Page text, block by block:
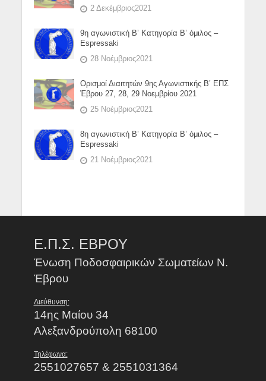
2 Δεκέμβριος2021
9η αγωνιστική Β’ Κατηγορία Β’ όμιλος –
Espressaki
28 Νοέμβριος2021
Ορισμοί Διαιτητών 9ης Αγωνιστικής Β’ ΕΠΣ
Έβρου 27, 28, 29 Νοεμβρίου 2021
25 Νοέμβριος2021
8η αγωνιστική Β’ Κατηγορία Β’ όμιλος –
Espressaki
21 Νοέμβριος2021
Ε.Π.Σ. ΕΒΡΟΥ
Ένωση Ποδοσφαιρικών Σωματείων Ν.
Έβρου
Διεύθυνση:
14ης Μαίου 34
Αλεξανδρούπολη 68100
Τηλέφωνα:
2551027657 & 2551031364